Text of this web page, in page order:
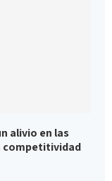
alivio en las
competitividad